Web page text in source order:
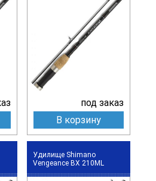
под заказ
В корзину
Удилище Shimano
Vengeance BX 210ML